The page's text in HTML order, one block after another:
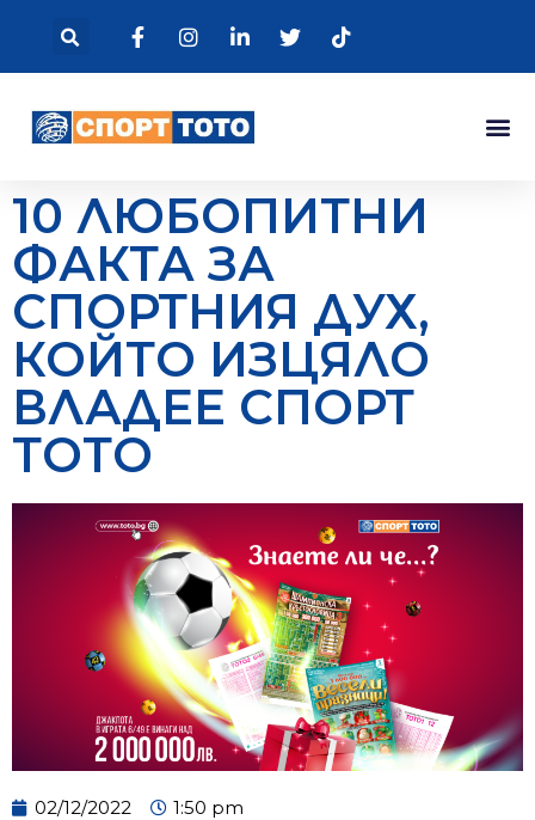
10 ЛЮБОПИТНИ
ФАКТА ЗА
СПОРТНИЯ ДУХ,
КОЙТО ИЗЦЯЛО
ВЛАДЕЕ СПОРТ
ТОТО
02/12/2022 1:50 pm